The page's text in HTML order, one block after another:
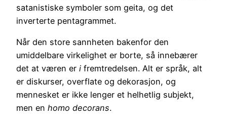
satanistiske symboler som geita, og det
inverterte pentagrammet.
Når den store sannheten bakenfor den
umiddelbare virkelighet er borte, så innebærer
det at væren er i fremtredelsen. Alt er språk, alt
er diskurser, overflate og dekorasjon, og
mennesket er ikke lenger et helhetlig subjekt,
men en homo decorans.